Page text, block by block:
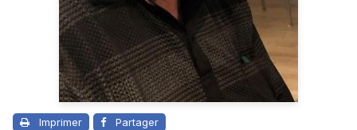
Imprimer Partager